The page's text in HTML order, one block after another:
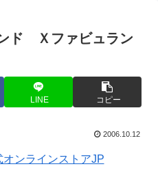
ド Ｘファビュラン
LINE コピー
2006.10.12